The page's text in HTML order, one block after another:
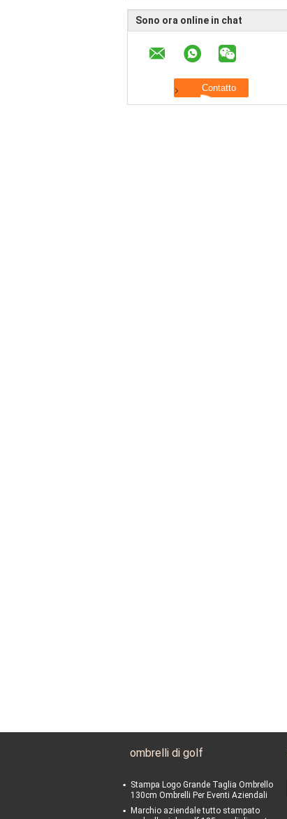
Sono ora online in chat
ombrelli di golf
Stampa Logo Grande Taglia Ombrello
130cm Ombrelli Per Eventi Aziendali
Marchio aziendale tutto stampato